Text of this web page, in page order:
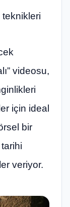
teknikleri
videosu,
için ideal
bir
veriyor.